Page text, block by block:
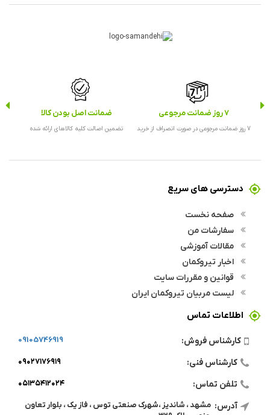
7 روز ضمانت مرجوعی
7 روز ضمانت مرجوعی در صورت انصراف از خرید
ضمانت اصل بودن کالا
تضمین اصالت کلیه کالاهای ارائه شده
دسترسی های سریع
صفحه نخست
سفارشات من
مقالات آموزشی
اخبار تیروکمان
قوانین و مقررات سایت
لیست مربیان تیروکمان ایران
اطلاعات تماس
کارشناس فروش: 09105746919
کارشناس فنی: ۰۹۰۲۷۱۷۶۹۱۹
تلفن تماس: ۰۵۱۳۵۴۱۲۰۲۴
آدرس: مشهد ، شاندیز ،شهرک صنعتی توس ، فاز یک ، بلوار تعاون